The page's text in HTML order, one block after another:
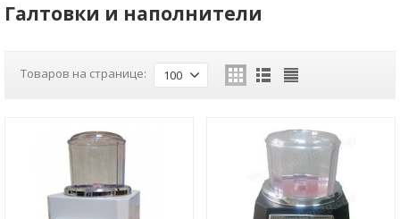
Галтовки и наполнители
Товаров на странице: 100